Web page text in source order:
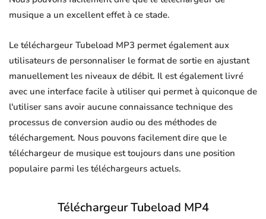
musique a un excellent effet à ce stade.
Le téléchargeur Tubeload MP3 permet également aux
utilisateurs de personnaliser le format de sortie en ajustant
manuellement les niveaux de débit. Il est également livré
avec une interface facile à utiliser qui permet à quiconque de
l'utiliser sans avoir aucune connaissance technique des
processus de conversion audio ou des méthodes de
téléchargement. Nous pouvons facilement dire que le
téléchargeur de musique est toujours dans une position
populaire parmi les téléchargeurs actuels.
Téléchargeur Tubeload MP4